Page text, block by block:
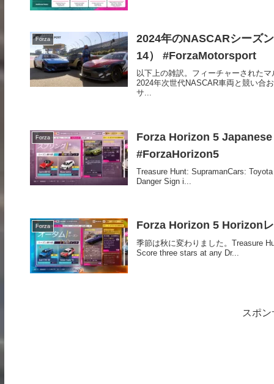
Forza
2024年のNASCARシーズ
14） #ForzaMotorsport
以下上の雑訳。フィーチャーされた
2024年次世代NASCAR車両と競い合
サ...
Forza
Forza Horizon 5
#ForzaHorizon5
Treasure Hunt: SupramanCars:
Danger Sign i...
Forza Forza Horizon 5 Horizon
季節は秋に変わりました。Treasure
Score three stars at any Dr...
スポ